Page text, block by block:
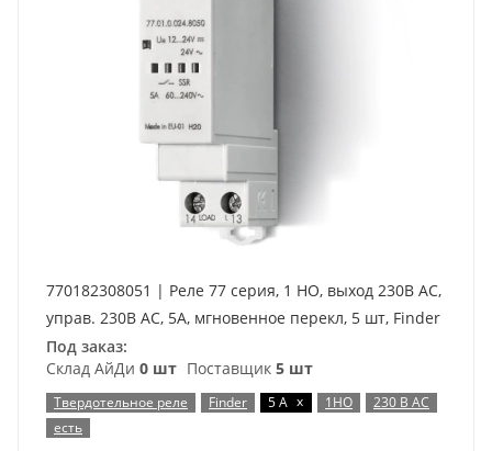
770182308051 | Реле 77 серия, 1 НО, выход 230В AC,
управ. 230В AC, 5А, мгновенное перекл, 5 шт, Finder
Под заказ:
Склад АйДи 0 шт Поставщик 5 шт
Твердотельное реле Finder 5 А x 1НО
230 В AC
есть